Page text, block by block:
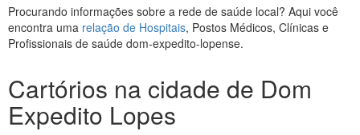
Procurando informações sobre a rede de saúde local? Aqui você
encontra uma relação de Hospitais, Postos Médicos, Clínicas e
Profissionais de saúde dom-expedito-lopense.
Cartórios na cidade de Dom
Expedito Lopes